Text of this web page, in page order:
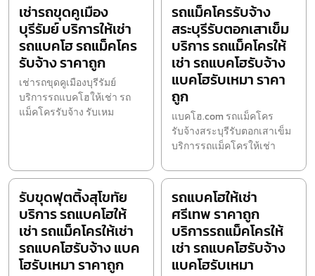
เช่ารถขุดคูเมือง
บุรีรัมย์ บริการให้เช่า
รถแบคโฮ รถแม็คโคร
รับจ้าง ราคาถูก
เช่ารถขุดคูเมืองบุรีรัมย์
บริการรถแบคโฮให้เช่า รถ
แม็คโครรับจ้าง รับเหม
รถแม็คโครรับจ้าง
สระบุรีรับตอกเสาเข็ม
บริการ รถแม็คโครให้
เช่า รถแบคโฮรับจ้าง
แบคโฮรับเหมา ราคา
ถูก
แบคโฮ.com รถแม็คโคร
รับจ้างสระบุรีรับตอกเสาเข็ม
บริการรถแม็คโครให้เช่า
รับขุดฟุตติ้งสุโขทัย
บริการ รถแบคโฮให้
เช่า รถแม็คโครให้เช่า
รถแบคโฮรับจ้าง แบค
โฮรับเหมา ราคาถูก
รถแบคโฮให้เช่า
ศรีเทพ ราคาถูก
บริการรถแม็คโครให้
เช่า รถแบคโฮรับจ้าง
แบคโฮรับเหมา